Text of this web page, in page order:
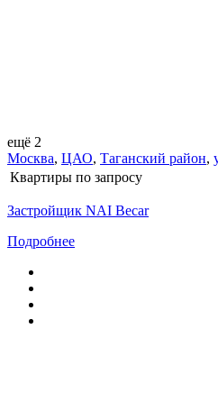
ещё 2
Москва, ЦАО, Таганский район,
Квартиры по запросу
Застройщик NAI Becar
Подробнее